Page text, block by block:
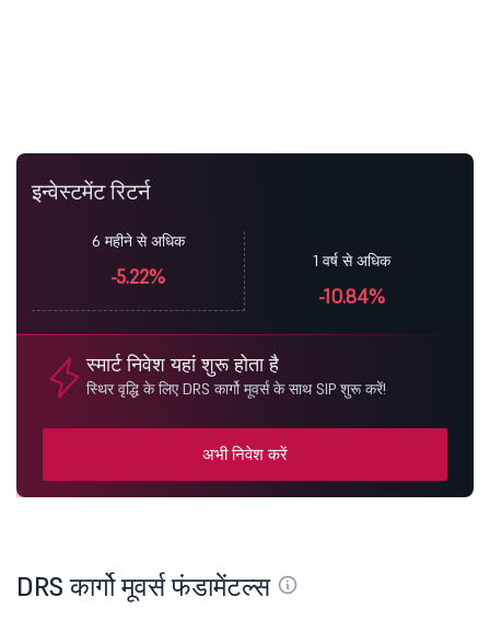
इन्वेस्टमेंट रिटर्न
6 महीने से अधिक
-5.22%
1 वर्ष से अधिक
-10.84%
स्मार्ट निवेश यहां शुरू होता है
स्थिर वृद्धि के लिए DRS कार्गो मूवर्स के साथ SIP शुरू करें!
अभी निवेश करें
DRS कार्गो मूवर्स फंडामेंटल्स